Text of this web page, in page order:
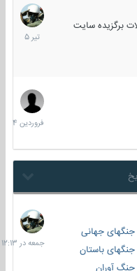
برگزیده سایت
16
تیر
1405
29
فروردین
1404
جهانی
باستان
آوران
جمعه
در
12:13